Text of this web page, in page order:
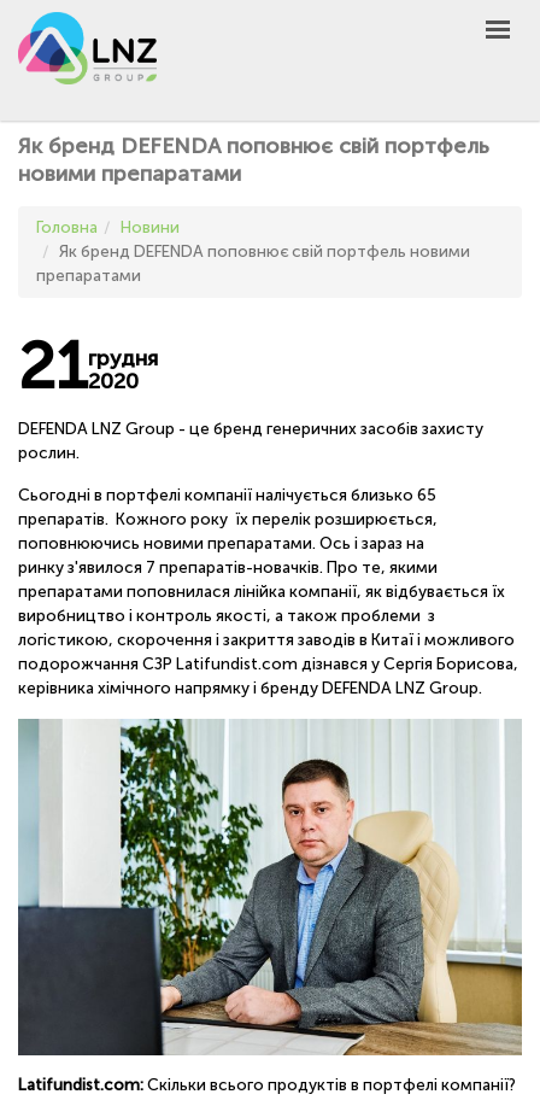
GROUP
AGRO
MARKET
DEFEND A
НОВИНИ
ІНШЕ
UA EN PL
КУПИТИ
ОНЛАЙН
Як бренд DEFENDA поповнює свій портфель
новими препаратами
Головна
Новини
Як бренд DEFENDA поповнює свій портфель новими
препаратами
21грудня
2020
DEFENDA LNZ Group - це бренд генеричних засобів захисту
рослин.
Сьогодні в портфелі компанії налічується близько 65
препаратів. Кожного року їх перелік розширюється,
поповнюючись новими препаратами. Ось і зараз на
ринку з'явилося 7 препаратів-новачків. Про те, якими
препаратами поповнилася лінійка компанії, як відбувається їх
виробництво і контроль якості, а також проблеми з
логістикою, скорочення і закриття заводів в Китаї і можливого
подорожчання СЗР Latifundist.com дізнався у Сергія Борисова,
керівника хімічного напрямку і бренду DEFENDA LNZ Group.
Latifundist.com:Скільки всього продуктів в портфелі компанії?